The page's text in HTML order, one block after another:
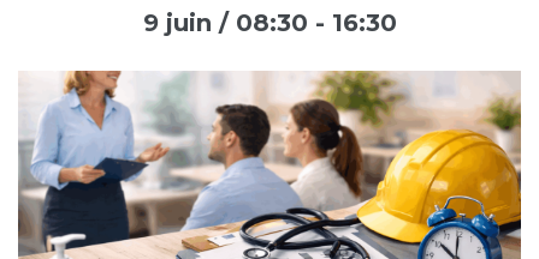
9 juin / 08:30 - 16:30